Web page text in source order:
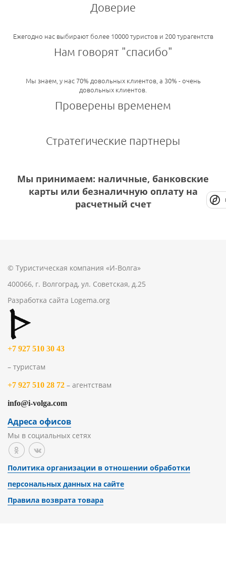
Доверие
Ежегодно нас выбирают более 10000 туристов и 200 турагентств
Нам говорят "спасибо"
Мы знаем, у нас 70% довольных клиентов, а 30% - очень
довольных клиентов.
Проверены временем
Стратегические партнеры
Мы принимаем: наличные, банковские
карты или безналичную оплату на
расчетный счет
© Туристическая компания «И-Волга»
400066, г. Волгоград, ул. Советская, д.25
Разработка сайта Logema.org
+7 927 510 30 43
– туристам
+7 927 510 28 72 – агентствам
info@i-volga.com
Адреса офисов
Мы в социальных сетях
Политика организации в отношении обработки
персональных данных на сайте
Правила возврата товара